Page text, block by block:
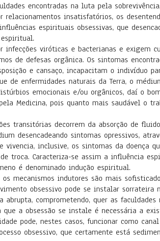
encontradas na luta pela
relacionamentos insatisfatórios, os
espirituais obsessivas, que
infecções viróticas e bacterianas e exigem
de defesas orgânica. Os sintomas
e cansaço, incapacitam o indivíduo
de enfermidades naturais da Terra, o
emocionais e/ou orgânicos, daí o
Medicina, pois quanto mais saudável o
transitórias decorrem da absorção de
desencadeando sintomas opressivos,
inclusive, os sintomas da doença
troca. Caracteriza-se assim a influência
é denominado indução espiritual.
indutores são mais
obsessivo pode se instalar sorrateira
comprometendo, quer as
a obsessão se instale é necessária a
pode, nestes casos, funcionar como
obsessivo, que certamente está